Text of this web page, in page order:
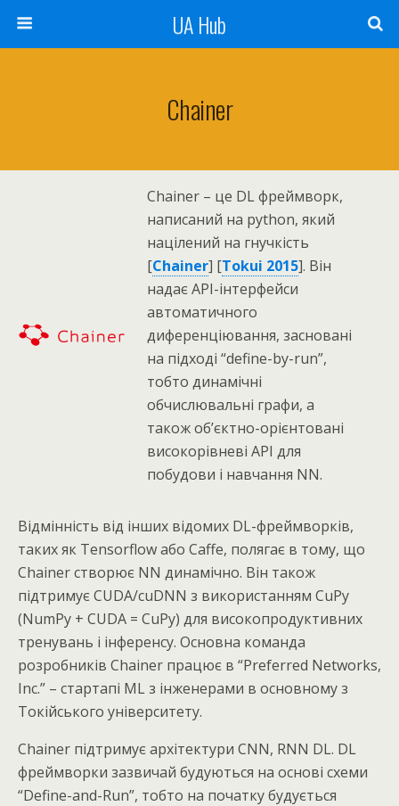
UA Hub
Chainer
Chainer – це DL фреймворк,
написаний на python, який
націлений на гнучкість
[Chainer] [Tokui 2015]. Він
надає API-інтерфейси
автоматичного
диференціювання, засновані
на підході “define-by-run”,
тобто динамічні
обчислювальні графи, а
також об’єктно-орієнтовані
високорівневі API для
побудови і навчання NN.
Відмінність від інших відомих DL-фреймворків,
таких як Tensorflow або Caffe, полягає в тому, що
Chainer створює NN динамічно. Він також
підтримує CUDA/cuDNN з використанням CuPy
(NumPy + CUDA = CuPy) для високопродуктивних
тренувань і інференсу. Основна команда
розробників Chainer працює в “Preferred Networks,
Inc.” – стартапі ML з інженерами в основному з
Токійського університету.
Chainer підтримує архітектури CNN, RNN DL. DL
фреймворки зазвичай будуються на основі схеми
“Define-and-Run”, тобто на початку будується